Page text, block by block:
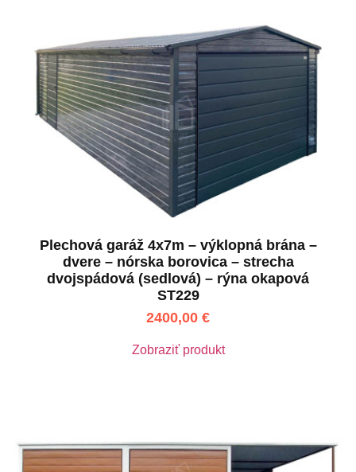
Plechová garáž 4x7m – výklopná brána –
dvere – nórska borovica – strecha
dvojspádová (sedlová) – rýna okapová
ST229
2400,00 €
Zobraziť produkt